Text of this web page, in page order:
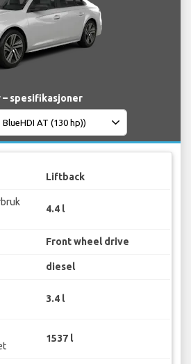
spesifikasjoner
Liftback
4.4 l
Front wheel drive
diesel
3.4 l
1537 l